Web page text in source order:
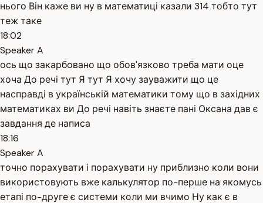
нього Він каже ви ну в математиці казали 314 тобто тут
теж таке
18:02
Speaker A
ось що закарбовано що обов'язково треба мати оце
хоча До речі тут Я тут Я хочу зауважити що це
насправді в українській математики тому що в західних
математиках ви До речі навіть знаєте пані Оксана дав є
завдання де написа
18:16
Speaker A
точно порахувати і порахувати ну приблизно коли вони
використовують вже калькулятор по-перше на якомусь
етапі по-друге є системи коли ми вчимо Ну как є в